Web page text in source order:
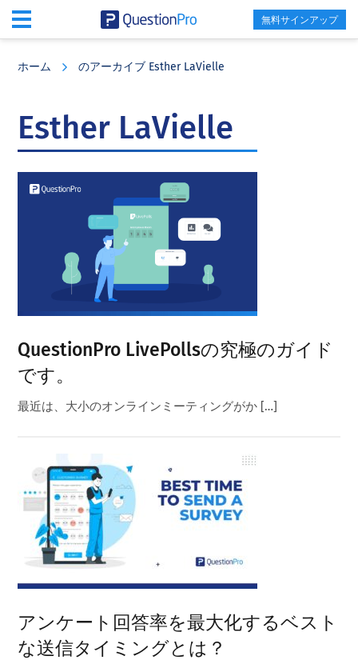
無料サインアップ
ホーム のアーカイブ Esther LaVielle
Esther LaVielle
QuestionPro LivePollsの究極のガイド
です。
最近は、大小のオンラインミーティングがか […]
アンケート回答率を最大化するベスト
な送信タイミングとは？